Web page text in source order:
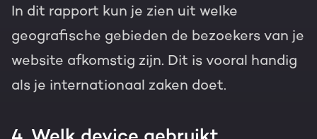
In dit rapport kun je zien uit welke
geografische gebieden de bezoekers van je
website afkomstig zijn. Dit is vooral handig
als je internationaal zaken doet.